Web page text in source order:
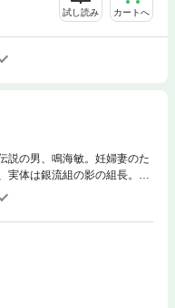
試し読み カートへ
説の男、鳴海敏。妊婦妻のた
体は銀流組の影の組長。背